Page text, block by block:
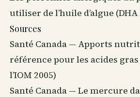
utiliser de l’huile d’algue
Sources
Santé Canada — Apports
référence pour les acides gras
l’IOM 2005)
Santé Canada — Le mercure